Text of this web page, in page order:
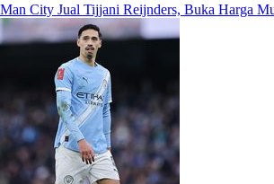
Man City Jual Tijjani Reijnders, Buka Harga